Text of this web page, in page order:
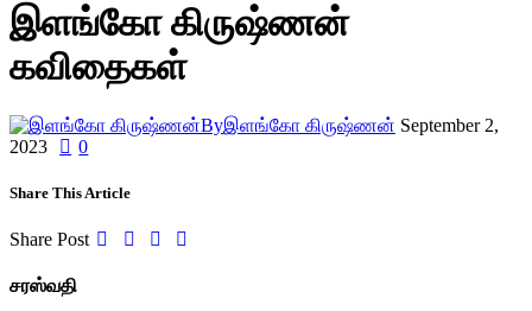
இளங்கோ கிருஷ்ணன்
கவிதைகள்
Byஇளங்கோ கிருஷ்ணன் September 2,
2023
0
Share This Article
Share Post
சரஸ்வதி